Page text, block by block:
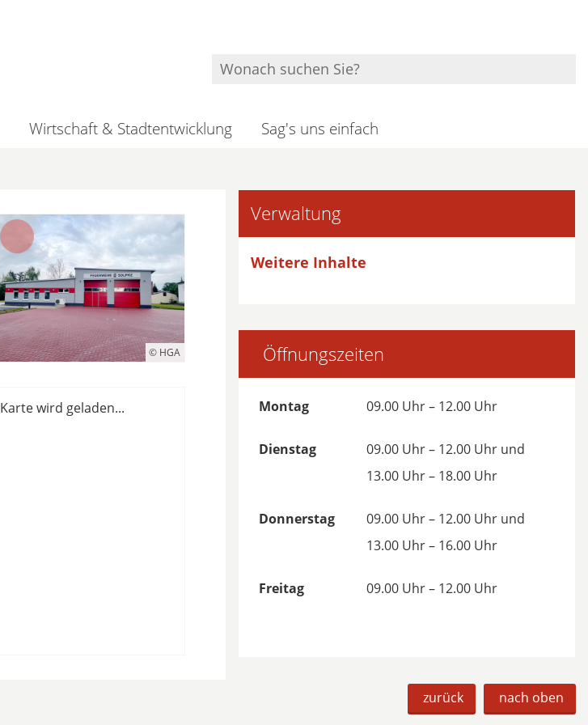
Wirtschaft & Stadtentwicklung Sag's uns einfach
© HGA
Karte wird geladen...
Verwaltung
Weitere Inhalte
Öffnungszeiten
Montag 09.00 Uhr – 12.00 Uhr
Dienstag
09.00 Uhr – 12.00 Uhr und
13.00 Uhr – 18.00 Uhr
Donnerstag
09.00 Uhr – 12.00 Uhr und
13.00 Uhr – 16.00 Uhr
Freitag 09.00 Uhr – 12.00 Uhr
zurück nach oben